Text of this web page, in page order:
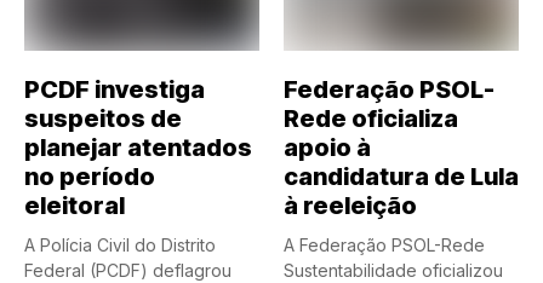
PCDF investiga
suspeitos de
planejar atentados
no período
eleitoral
A Polícia Civil do Distrito
Federal (PCDF) deflagrou
Federação PSOL-
Rede oficializa
apoio à
candidatura de Lula
à reeleição
A Federação PSOL-Rede
Sustentabilidade oficializou